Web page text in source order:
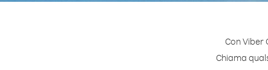
Con Viber
Chiama